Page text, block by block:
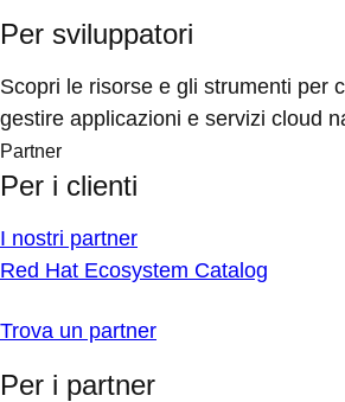
Per sviluppatori
Scopri le risorse e gli strumenti per
gestire applicazioni e servizi cloud
Partner
Per i clienti
I nostri partner
Red Hat Ecosystem Catalog
Trova un partner
Per i partner